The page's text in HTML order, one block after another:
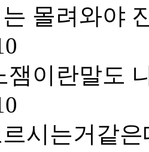
몰려와야
잼이란말도
시는거같